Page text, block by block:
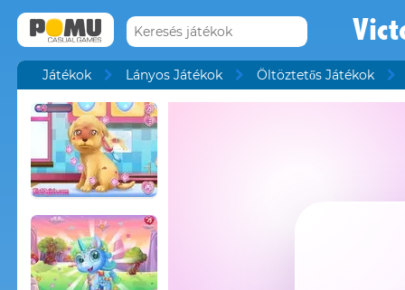
Játékok Lányos Játékok Öltöztetős Játékok